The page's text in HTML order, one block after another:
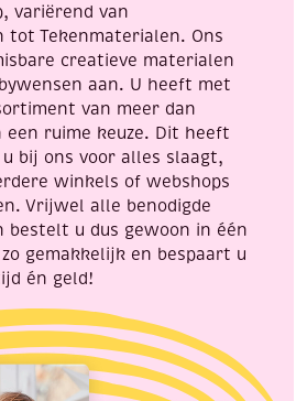
variërend van
tot Tekenmaterialen. Ons
creatieve materialen
aan. U heeft met
van meer dan
ruime keuze. Dit heeft
bij ons voor alles slaagt,
winkels of webshops
Vrijwel alle benodigde
bestelt u dus gewoon in één
gemakkelijk en bespaart u
én geld!